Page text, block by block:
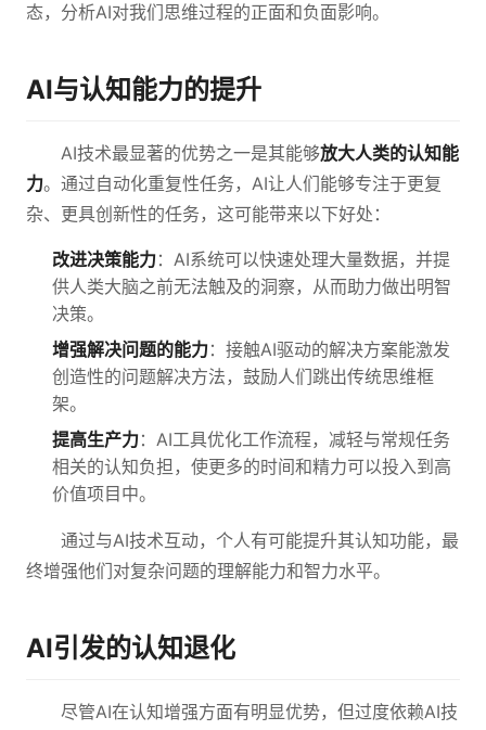
态，分析AI对我们思维过程的正面和负面影响。
AI与认知能力的提升
AI技术最显著的优势之一是其能够放大人类的认知能
力。通过自动化重复性任务，AI让人们能够专注于更复
杂、更具创新性的任务，这可能带来以下好处：
改进决策能力：AI系统可以快速处理大量数据，并提
供人类大脑之前无法触及的洞察，从而助力做出明智
决策。
增强解决问题的能力：接触AI驱动的解决方案能激发
创造性的问题解决方法，鼓励人们跳出传统思维框
架。
提高生产力：AI工具优化工作流程，减轻与常规任务
相关的认知负担，使更多的时间和精力可以投入到高
价值项目中。
通过与AI技术互动，个人有可能提升其认知功能，最
终增强他们对复杂问题的理解能力和智力水平。
AI引发的认知退化
尽管AI在认知增强方面有明显优势，但过度依赖AI技